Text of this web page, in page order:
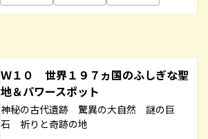
Ｗ１０ 世界１９７ヵ国のふしぎな聖
地＆パワースポット
神秘の古代遺跡 驚異の大自然 謎の巨
石 祈りと奇跡の地